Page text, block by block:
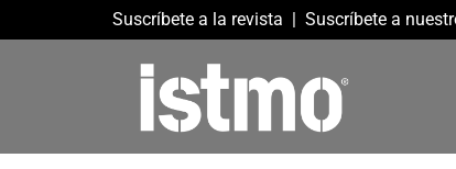
Suscríbete a la revista | Suscríbete a